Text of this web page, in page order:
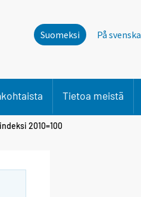
Suomeksi På svenska
Tietoa meistä
2010=100